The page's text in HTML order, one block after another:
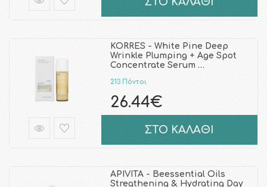
KORRES - White Pine Deep
Wrinkle Plumping + Age Spot
Concentrate Serum …
213 Πόντοι
26.44€
ΣΤΟ ΚΑΛΑΘΙ
APIVITA - Beessential Oils
Stregthening & Hydrating Day